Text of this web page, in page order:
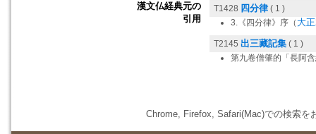
漢文仏経典元の
引用
T1428 四分律 ( 1 )
3.《四分律》序（ 大
T2145 出三藏記集 ( 1 )
第九卷僧肇的「長阿
Chrome, Firefox, Safari(Mac)での検索を